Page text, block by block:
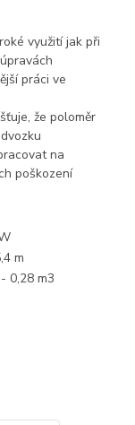
využití jak při
práci ve
že poloměr
na
poškození
m
0,28 m3